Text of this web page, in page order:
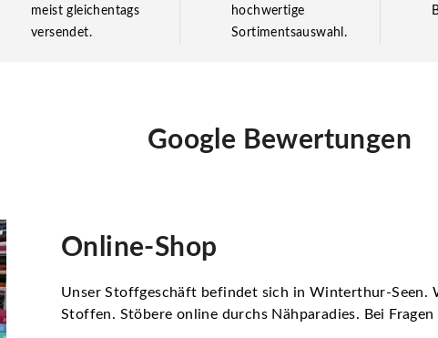
meist gleichentags
versendet.
hochwertige
Sortimentsauswahl.
Google Bewertungen
Online-Shop
Unser Stoffgeschäft befindet sich in Winterthur-Seen.
Stoffen. Stöbere online durchs Nähparadies. Bei